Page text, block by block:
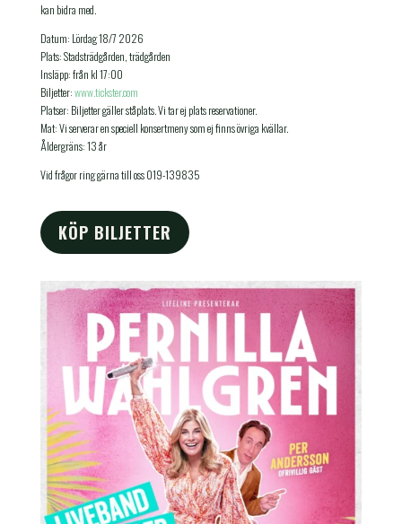
kan bidra med.
Datum: Lördag 18/7 2026
Plats: Stadsträdgården, trädgården
Insläpp: från kl 17:00
Biljetter:www.tickster.com
Platser: Biljetter gäller ståplats. Vi tar ej plats reservationer.
Mat: Vi serverar en speciell konsertmeny som ej finns övriga kvällar.
Åldergräns: 13 år
Vid frågor ring gärna till oss 019-139835
KÖP BILJETTER